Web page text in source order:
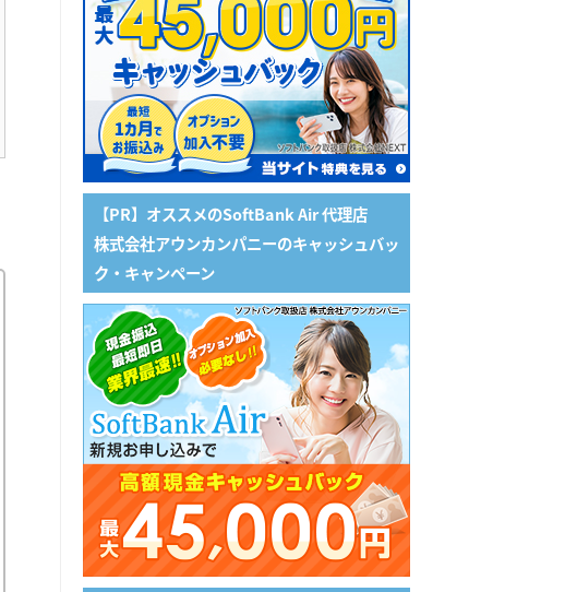
【PR】オススメのSoftBank Air 代理店
株式会社アウンカンパニーのキャッシュバッ
ク・キャンペーン